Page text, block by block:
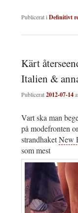
Publicerat iDefinitivt
Kärt
Italien &
Publicerat2012-07-14
Vart ska man
på modefronten
strandhaketNew
som mest